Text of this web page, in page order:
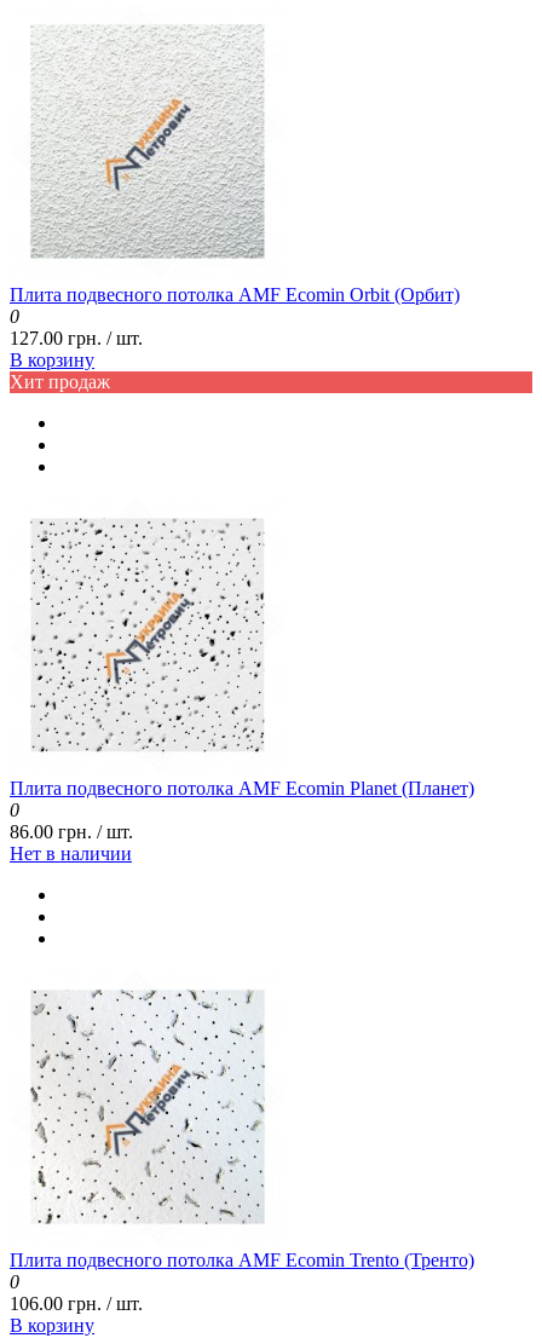
Плита подвесного потолка AMF Ecomin Orbit (Орбит)
0
127.00 грн. / шт.
В корзину
Хит продаж
Плита подвесного потолка AMF Ecomin Planet (Планет)
0
86.00 грн. / шт.
Нет в наличии
Плита подвесного потолка AMF Ecomin Trento (Тренто)
0
106.00 грн. / шт.
В корзину